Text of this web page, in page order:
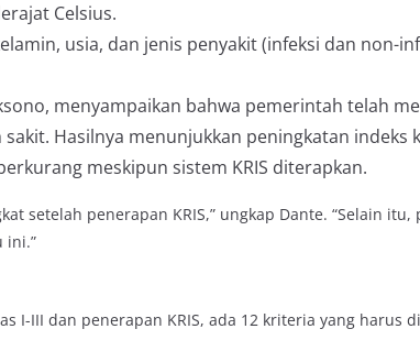
Celsius.
usia, dan jenis penyakit (infeksi dan non-
menyampaikan bahwa pemerintah telah
Hasilnya menunjukkan peningkatan indeks
meskipun sistem KRIS diterapkan.
setelah penerapan KRIS,” ungkap Dante. “Selain
ini.”
I-III dan penerapan KRIS, ada 12 kriteria yang harus